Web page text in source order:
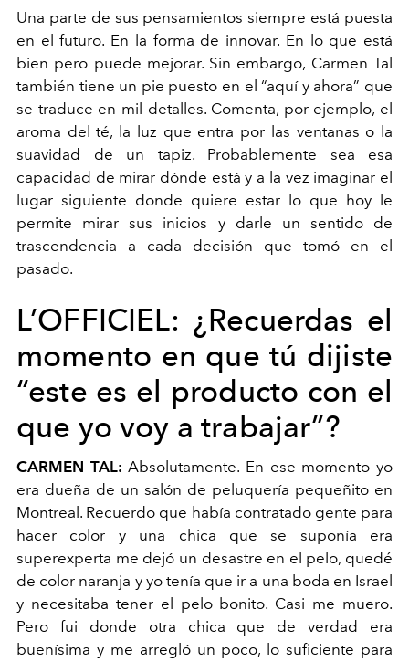
Una parte de sus pensamientos siempre está puesta
en el futuro. En la forma de innovar. En lo que está
bien pero puede mejorar. Sin embargo, Carmen Tal
también tiene un pie puesto en el “aquí y ahora” que
se traduce en mil detalles. Comenta, por ejemplo, el
aroma del té, la luz que entra por las ventanas o la
suavidad de un tapiz. Probablemente sea esa
capacidad de mirar dónde está y a la vez imaginar el
lugar siguiente donde quiere estar lo que hoy le
permite mirar sus inicios y darle un sentido de
trascendencia a cada decisión que tomó en el
pasado.
L’OFFICIEL: ¿Recuerdas el
momento en que tú dijiste
“este es el producto con el
que yo voy a trabajar”?
CARMEN TAL: Absolutamente. En ese momento yo
era dueña de un salón de peluquería pequeñito en
Montreal. Recuerdo que había contratado gente para
hacer color y una chica que se suponía era
superexperta me dejó un desastre en el pelo, quedé
de color naranja y yo tenía que ir a una boda en Israel
y necesitaba tener el pelo bonito. Casi me muero.
Pero fui donde otra chica que de verdad era
buenísima y me arregló un poco, lo suficiente para